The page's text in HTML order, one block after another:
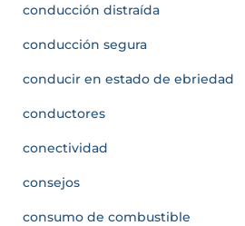
conducción distraída
conducción segura
conducir en estado de ebriedad
conductores
conectividad
consejos
consumo de combustible